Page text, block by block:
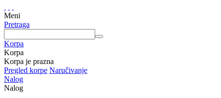
Meni
Pretraga
Korpa
Korpa
Korpa je prazna
Pregled korpe Naručivanje
Nalog
Nalog